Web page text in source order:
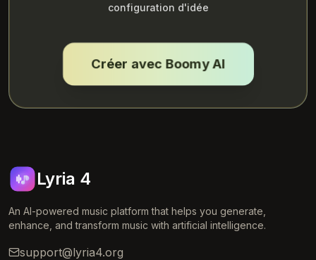
configuration d'idée
Créer avec Boomy AI
Lyria 4
An AI-powered music platform that helps you generate,
enhance, and transform music with artificial intelligence.
support@lyria4.org